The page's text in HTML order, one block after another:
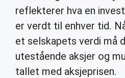
reflekterer hva en
er verdt til enhver tid.
et selskapets verdi må
utestående aksjer og
tallet med aksjeprisen.